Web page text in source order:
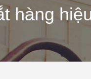
hàng